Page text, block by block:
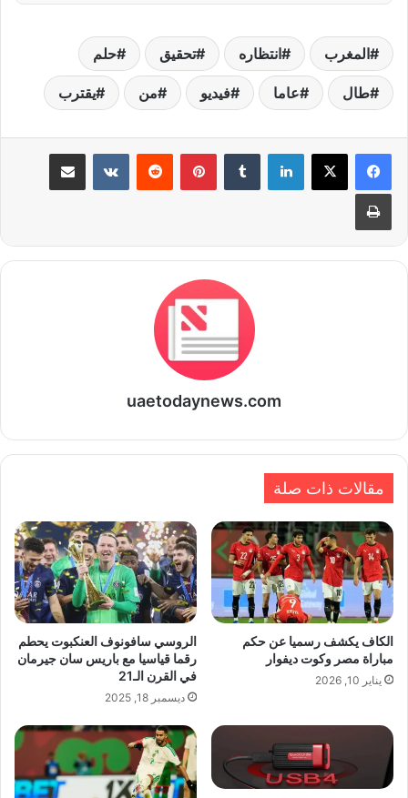
المغرب انتظاره تحقيق حلم
طال عاما فيديو من يقترب
لينكدإن بينتيريست مشاركة عبر البريد
طباعة
uaetodaynews.com
مقالات ذات صلة
الكاف يكشف رسميا عن حكم
مباراة مصر وكوت ديفوار
يناير 10, 2026
الروسي سافونوف العنكبوت يحطم
رقما قياسيا مع باريس سان جيرمان
في القرن الـ21
ديسمبر 18, 2025